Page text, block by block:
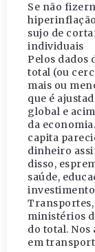
Se não
sujo de
individuais
Pelos dados
total (ou
mais ou
que é
global e
da
capita
dinheiro
disso,
saúde,
investimento
ministérios
do total. Nos
em